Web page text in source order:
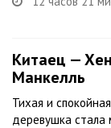
Китаец —
Манкелль
Тихая и
деревушка стала